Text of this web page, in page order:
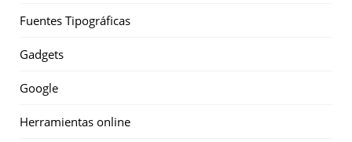
Fuentes Tipográficas
Gadgets
Google
Herramientas online